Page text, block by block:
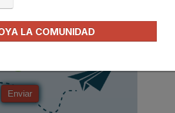
Acepto la
Enviar
LA COMUNIDAD